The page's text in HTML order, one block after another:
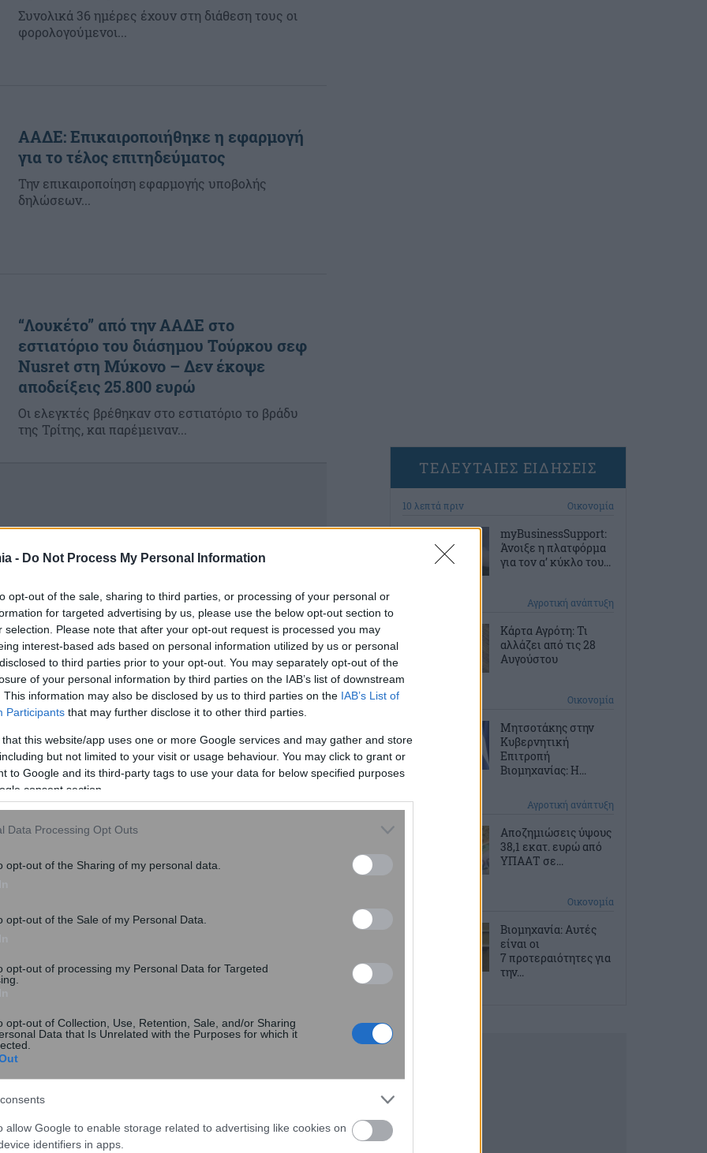
- Do Not Process My Personal Information
opt-out of the sale, sharing to third parties, or processing of your personal or
for targeted advertising by us, please use the below opt-out section to
selection. Please note that after your opt-out request is processed you may
interest-based ads based on personal information utilized by us or personal
to third parties prior to your opt-out. You may separately opt-out of the
of your personal information by third parties on the IAB’s list of downstream
This information may also be disclosed by us to third parties on the IAB’s List of
Participants that may further disclose it to other third parties.
that this website/app uses one or more Google services and may gather and store
but not limited to your visit or usage behaviour. You may click to grant or
to Google and its third-party tags to use your data for below specified purposes
consent section.
Data Processing Opt Outs
opt-out of the Sharing of my personal data.
opt-out of the Sale of my Personal Data.
opt-out of processing my Personal Data for Targeted
opt-out of Collection, Use, Retention, Sale, and/or Sharing
Data that Is Unrelated with the Purposes for which it
allow Google to enable storage related to advertising like cookies on
identifiers in apps.
Συνολικά 36 ημέρες έχουν στη διάθεση τους οι
φορολογούμενοι...
ΑΑΔΕ: Επικαιροποιήθηκε η εφαρμογή
για το τέλος επιτηδεύματος
Την επικαιροποίηση εφαρμογής υποβολής
δηλώσεων...
“Λουκέτο” από την ΑΑΔΕ στο
εστιατόριο του διάσημου Τούρκου σεφ
Nusret στη Μύκονο – Δεν έκοψε
αποδείξεις 25.800 ευρώ
Οι ελεγκτές βρέθηκαν στο εστιατόριο το βράδυ
της Τρίτης, και παρέμειναν...
έως τον Οκτώβριο
Στο στόχαστρο Τσέχων αντικείμενα
του Απολιθωμένου Δάσους Λέσβου –
ΦΩΤΟ
ΤΕΛΕΥΤΑΙΕΣ ΕΙΔΗΣΕΙΣ
10 λεπτά πριν Οικονομία
myBusinessSupport:
Άνοιξε η πλατφόρμα
για τον α’ κύκλο του...
Αγροτική ανάπτυξη
Κάρτα Αγρότη: Τι
αλλάζει από τις 28
Αυγούστου
Οικονομία
Μητσοτάκης στην
Κυβερνητική
Επιτροπή
Βιομηχανίας: Η...
2 ώρες πριν Αγροτική ανάπτυξη
Αποζημιώσεις ύψους
38,1 εκατ. ευρώ από
ΥΠΑΑΤ σε...
Οικονομία
Βιομηχανία: Αυτές
είναι οι
7 προτεραιότητες για
την...